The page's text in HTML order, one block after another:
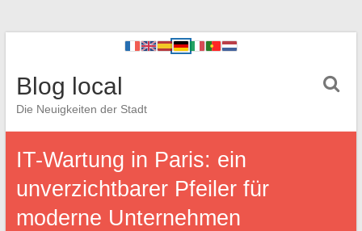
Blog local
Die Neuigkeiten der Stadt
IT-Wartung in Paris: ein
unverzichtbarer Pfeiler für
moderne Unternehmen